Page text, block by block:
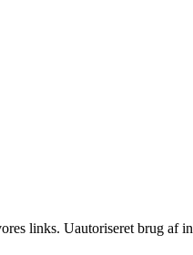
links. Uautoriseret brug af